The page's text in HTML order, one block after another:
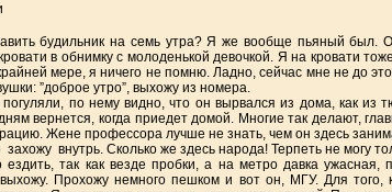
будильник на семь утра? Я же вообще пьяный был.
в обнимку с молоденькой девочкой. Я на кровати
мере, я ничего не помню. Ладно, сейчас мне не до
”доброе утро”, выхожу из номера.
по нему видно, что он вырвался из дома, как из
вернется, когда приедет домой. Многие так делают,
Жене профессора лучше не знать, чем он здесь
внутрь. Сколько же здесь народа! Терпеть не могу
так как везде пробки, а на метро давка ужасная,
Прохожу немного пешком и вот он, МГУ. Для того,